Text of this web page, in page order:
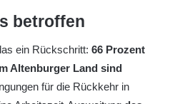
betroffen
ein Rückschritt: 66 Prozent
Altenburger Land sind
für die Rückkehr in